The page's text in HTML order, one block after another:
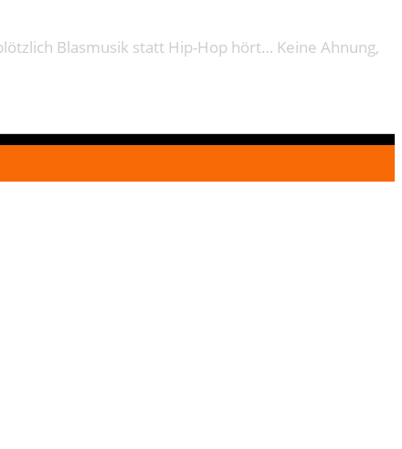
Blasmusik statt Hip-Hop hört… Keine Ahnung,